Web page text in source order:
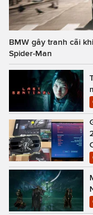
BMW gây tranh cãi
Spider-Man